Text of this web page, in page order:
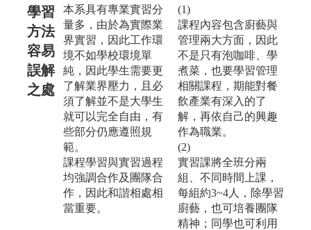
學習
方法
容易
誤解
之處
本系具有專業實習分
量多，由於為實際業
界實習，因此工作環
境不如學校環境單
純，因此學生需要更
了解業界壓力，且必
須了解並不是大學生
就可以完全自由，有
些部分仍應遵照規
範。
課程學習與實習過程
均強調合作及團隊合
作，因此和諧相處相
當重要。
(1)
課程內容包含廚藝與
管理兩大方面，因此
不是只有泡咖啡、學
煮菜，也要學習管理
相關課程，期能對餐
飲產業有深入的了
解，再依自己的興趣
作為職業。
(2)
實習課將全班分兩
組、不同時間上課，
每組約3~4人，除學習
廚藝，也可培養團隊
精神；同學也可利用